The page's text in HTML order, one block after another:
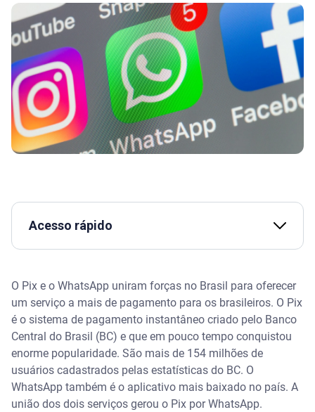
Acesso rápido
Saiba se o Pix no WhatsApp é seguro
Vantagens de usar Pix no WhatsApp
Cuidados para não cair em golpes do Pix
Conheça a Carteira Digital Serasa
O Pix e o WhatsApp uniram forças no Brasil para oferecer
um serviço a mais de pagamento para os brasileiros. O Pix
é o sistema de pagamento instantâneo criado pelo Banco
Central do Brasil (BC) e que em pouco tempo conquistou
enorme popularidade. São mais de 154 milhões de
usuários cadastrados pelas estatísticas do BC. O
WhatsApp também é o aplicativo mais baixado no país. A
união dos dois serviços gerou o Pix por WhatsApp.